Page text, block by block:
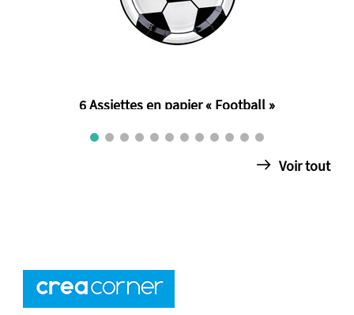
6 Assiettes en papier « Football »
Voir tout